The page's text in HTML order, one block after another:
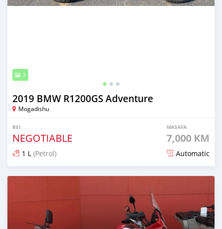
3
2019 BMW R1200GS Adventure
Mogadishu
BEI
NEGOTIABLE
MASAFA
7,000 KM
1 L (Petrol) Automatic
Ilitangazwa kama mwezi 1 iliopita